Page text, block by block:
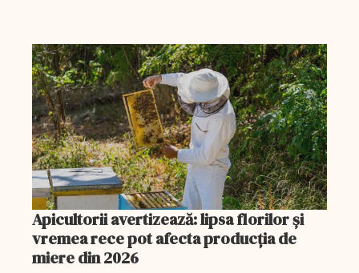
Apicultorii avertizează: lipsa florilor și
vremea rece pot afecta producția de
miere din 2026